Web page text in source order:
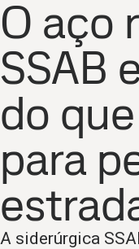
O aço
SSAB
do
para
A siderúrgica